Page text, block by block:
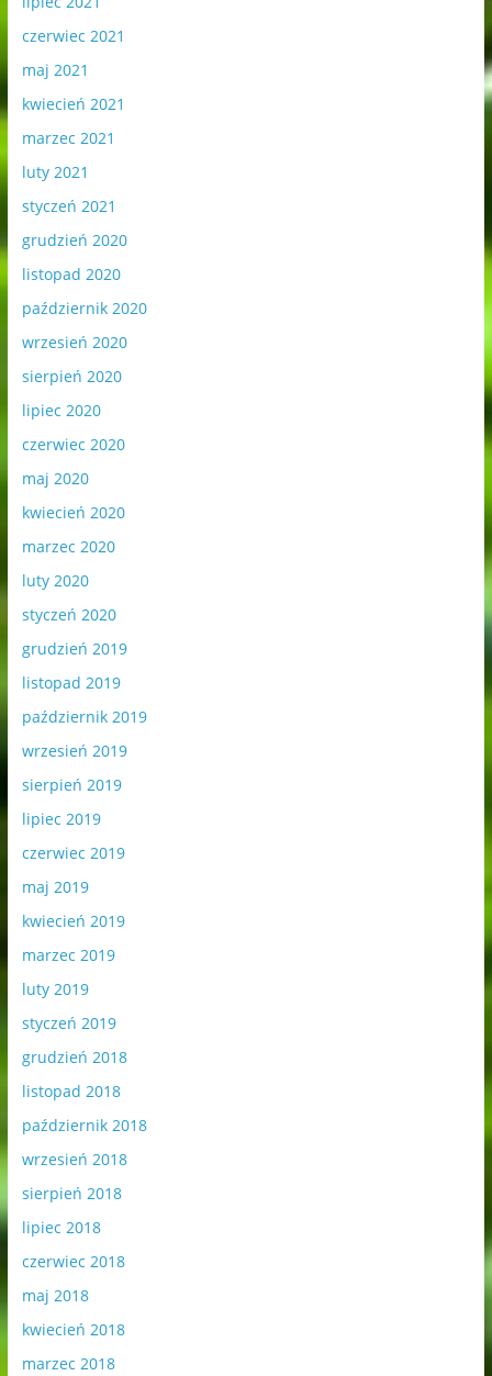
czerwiec 2021
maj 2021
kwiecień 2021
marzec 2021
luty 2021
styczeń 2021
grudzień 2020
listopad 2020
październik 2020
wrzesień 2020
sierpień 2020
lipiec 2020
czerwiec 2020
maj 2020
kwiecień 2020
marzec 2020
luty 2020
styczeń 2020
grudzień 2019
listopad 2019
październik 2019
wrzesień 2019
sierpień 2019
lipiec 2019
czerwiec 2019
maj 2019
kwiecień 2019
marzec 2019
luty 2019
styczeń 2019
grudzień 2018
listopad 2018
październik 2018
wrzesień 2018
sierpień 2018
lipiec 2018
czerwiec 2018
maj 2018
kwiecień 2018
marzec 2018